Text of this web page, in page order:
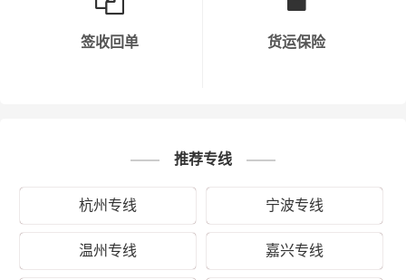
打包服务
纸、货运运单等；
2、塑料类包装：快递外包装塑料
袋、编织袋、内层包装用的塑料薄
膜、聚乙烯薄膜等；
3、木质类包装：木箱包装一般采用
胶合板钉装，一般可以定制；
签收回单 货运保险
推荐专线
杭州专线 宁波专线
温州专线 嘉兴专线